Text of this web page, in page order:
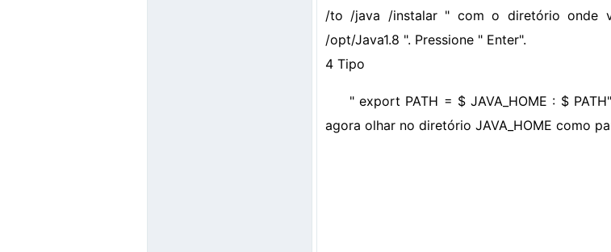
/to /java /instalar " com o diretório onde
/opt/Java1.8 ". Pressione " Enter".
4 Tipo
" export PATH = $ JAVA_HOME : $
agora olhar no diretório JAVA_HOME como